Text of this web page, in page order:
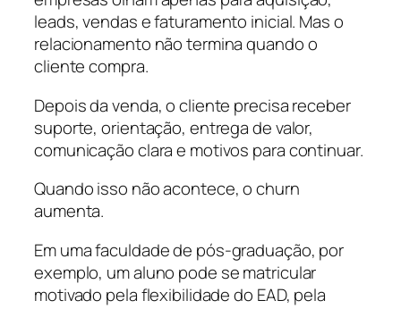
leads, vendas e faturamento inicial. Mas o
relacionamento não termina quando o
cliente compra.
Depois da venda, o cliente precisa receber
suporte, orientação, entrega de valor,
comunicação clara e motivos para continuar.
Quando isso não acontece, o churn
aumenta.
Em uma faculdade de pós-graduação, por
exemplo, um aluno pode se matricular
motivado pela flexibilidade do EAD, pela